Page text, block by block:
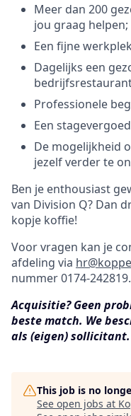
Meer dan 200
jou graag helpen;
Een fijne
Dagelijks een
Professionele
Een
De mogelijkheid
jezelf verder te
Ben je enthousiast
van Division Q? Dan
kopje koffie!
Voor vragen kan je
afdeling via
nummer 0174-242819.
Acquisitie? Geen
beste match. We
als (eigen) sollicitant.
This job is no
See open jobs at